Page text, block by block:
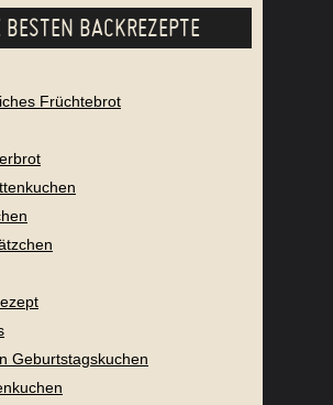
BESTEN BACKREZEPTE
Früchtebrot
Geburtstagskuchen